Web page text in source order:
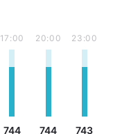
17:00
744
20:00
744
23:00
743